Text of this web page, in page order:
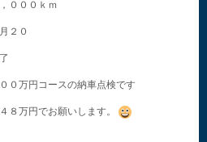
０００ｋｍ
２０
０万円コースの納車点検です
８万円でお願いします。